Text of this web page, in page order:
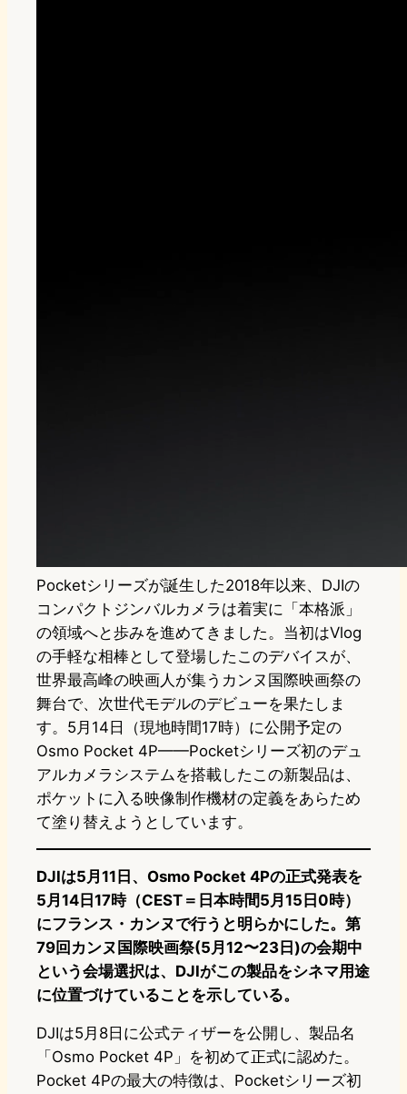
Pocketシリーズが誕生した2018年以来、DJIの
コンパクトジンバルカメラは着実に「本格派」
の領域へと歩みを進めてきました。当初はVlog
の手軽な相棒として登場したこのデバイスが、
世界最高峰の映画人が集うカンヌ国際映画祭の
舞台で、次世代モデルのデビューを果たしま
す。5月14日（現地時間17時）に公開予定の
Osmo Pocket 4P——Pocketシリーズ初のデュ
アルカメラシステムを搭載したこの新製品は、
ポケットに入る映像制作機材の定義をあらため
て塗り替えようとしています。
DJIは5月11日、Osmo Pocket 4Pの正式発表を
5月14日17時（CEST＝日本時間5月15日0時）
にフランス・カンヌで行うと明らかにした。第
79回カンヌ国際映画祭(5月12〜23日)の会期中
という会場選択は、DJIがこの製品をシネマ用途
に位置づけていることを示している。
DJIは5月8日に公式ティザーを公開し、製品名
「Osmo Pocket 4P」を初めて正式に認めた。
Pocket 4Pの最大の特徴は、Pocketシリーズ初